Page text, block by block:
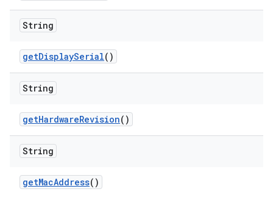
String
getDisplaySerial()
String
getHardwareRevision()
String
getMacAddress()